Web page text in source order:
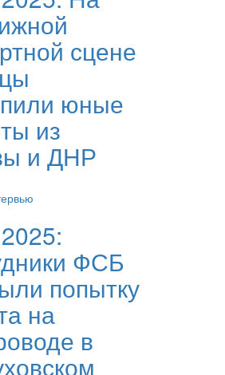
сцене
юные
из
и ДНР
ФСБ
попытку
на
в